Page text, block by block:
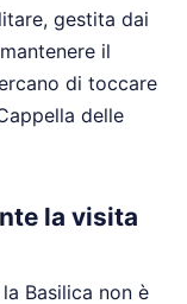
gestita dai
il
di toccare
delle
la visita
Basilica non è